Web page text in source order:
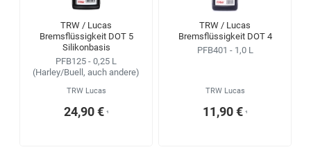
TRW / Lucas
Bremsflüssigkeit DOT 5
Silikonbasis
PFB125 - 0,25 L
(Harley/Buell, auch andere)
TRW Lucas
24,90 € ¹
TRW / Lucas
Bremsflüssigkeit DOT 4
PFB401 - 1,0 L
TRW Lucas
11,90 € ¹